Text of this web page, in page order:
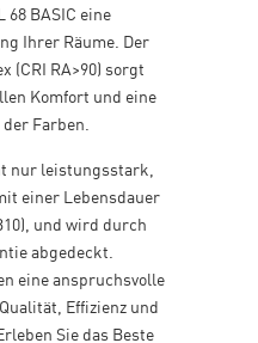
68 BASIC eine
Ihrer Räume. Der
(CRI RA>90) sorgt
Komfort und eine
Farben.
nur leistungsstark,
einer Lebensdauer
und wird durch
abgedeckt.
eine anspruchsvolle
Effizienz und
Sie das Beste